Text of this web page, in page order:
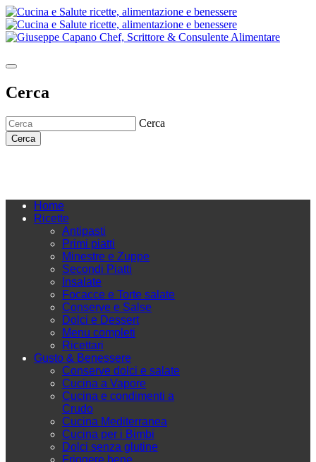
Cerca
Cerca
Cerca
Home
Ricette
Antipasti
Primi piatti
Minestre e Zuppe
Secondi Piatti
Insalate
Focacce e Torte salate
Conserve e Salse
Dolci e Dessert
Menu completi
Ricettari
Gusto & Benessere
Conserve dolci e salate
Cucina a Vapore
Cucina e condimenti a
Crudo
Cucina Mediterranea
Cucina per i Bimbi
Dolci senza glutine
Friggere bene